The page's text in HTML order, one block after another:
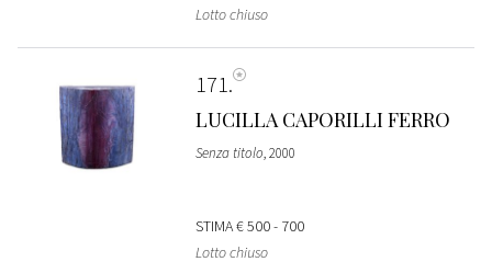
Lotto chiuso
171
LUCILLA CAPORILLI FERRO
Senza titolo, 2000
STIMA€ 500 - 700
Lotto chiuso